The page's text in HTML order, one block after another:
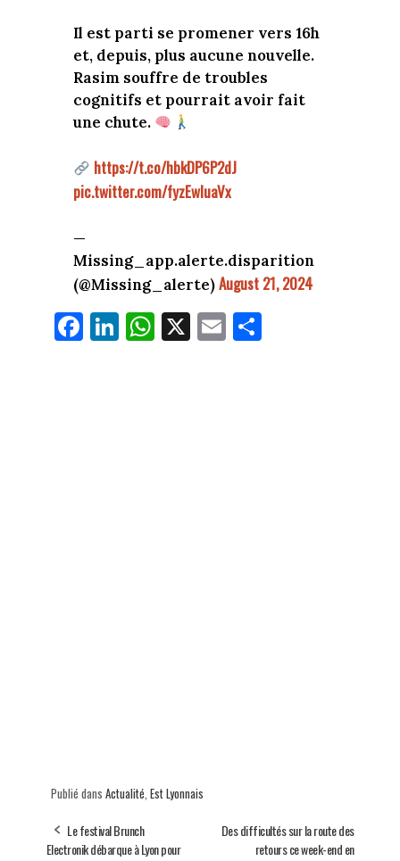
Il est parti se promener vers 16h
et, depuis, plus aucune nouvelle.
Rasim souffre de troubles
cognitifs et pourrait avoir fait
une chute.
https://t.co/hbkDP6P2dJ
pic.twitter.com/fyzEwluaVx
—
Missing_app.alerte.disparition
(@Missing_alerte)August 21, 2024
Fa
ce
Li
nk
W
ha
X E
m
Pa
rt
Publié dans Actualité Est Lyonnais
Le festival Brunch
Electronik débarque à Lyon pour
Des difficultés sur la route des
retours ce week-end en